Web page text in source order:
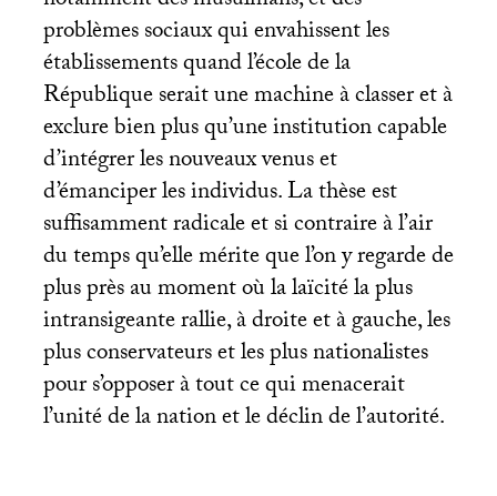
problèmes sociaux qui envahissent les
établissements quand l’école de la
République serait une machine à classer et à
exclure bien plus qu’une institution capable
d’intégrer les nouveaux venus et
d’émanciper les individus. La thèse est
suffisamment radicale et si contraire à l’air
du temps qu’elle mérite que l’on y regarde de
plus près au moment où la laïcité la plus
intransigeante rallie, à droite et à gauche, les
plus conservateurs et les plus nationalistes
pour s’opposer à tout ce qui menacerait
l’unité de la nation et le déclin de l’autorité.